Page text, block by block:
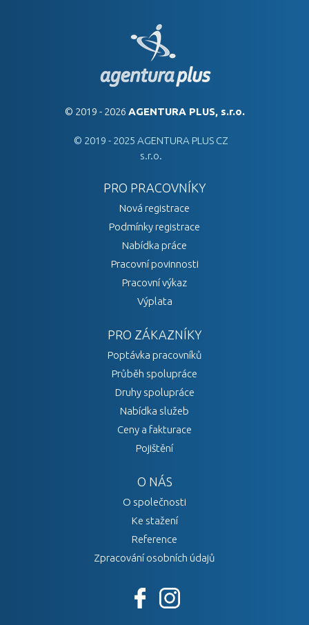
© 2019 - 2026 AGENTURA PLUS, s.r.o.
© 2019 - 2025 AGENTURA PLUS CZ
s.r.o.
PRO PRACOVNÍKY
Nová registrace
Podmínky registrace
Nabídka práce
Pracovní povinnosti
Pracovní výkaz
Výplata
PRO ZÁKAZNÍKY
Poptávka pracovníků
Průběh spolupráce
Druhy spolupráce
Nabídka služeb
Ceny a fakturace
Pojištění
O NÁS
O společnosti
Ke stažení
Reference
Zpracování osobních údajů